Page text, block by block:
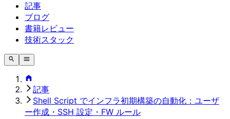
記事
ブログ
書籍レビュー
技術スタック
記事
Shell Script でインフラ初期構築の自動化：ユーザ
ー作成・SSH 設定・FW ルール